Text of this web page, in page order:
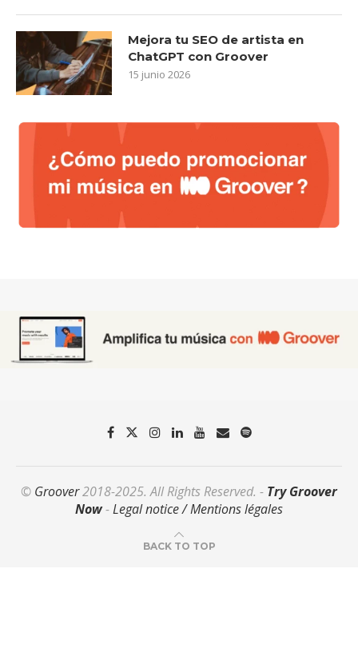
Mejora tu SEO de artista en
ChatGPT con Groover
15 junio 2026
© Groover2018-2025. All Rights Reserved. - Try Groover
Now-Legal notice / Mentions légales
BACK TO TOP